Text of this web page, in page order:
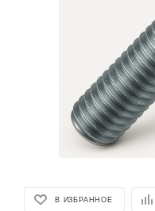
В ИЗБРАННОЕ